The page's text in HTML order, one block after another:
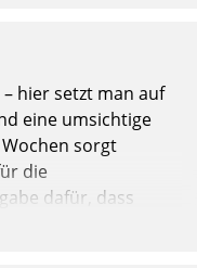
eigenen Kanal
hier setzt man auf
eine umsichtige
sorgt
die
dafür, dass
so es sein muss,